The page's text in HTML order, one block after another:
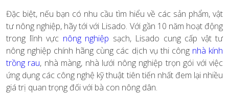
Đặc biệt, nếu bạn có nhu cầu tìm hiểu về các sản phẩm, vật
tư nông nghiệp, hãy tới với Lisado. Với gần 10 năm hoạt động
trong lĩnh vực nông nghiệp sạch, Lisado cung cấp vật tư
nông nghiệp chính hãng cùng các dịch vụ thi công nhà kính
trồng rau, nhà màng, nhà lưới nông nghiệp trọn gói với việc
ứng dụng các công nghệ kỹ thuật tiên tiến nhất đem lại nhiều
giá trị quan trọng đối với bà con nông dân.